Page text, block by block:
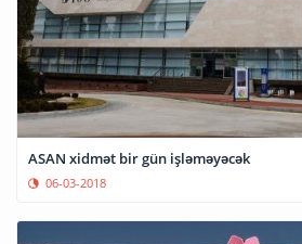
ASAN xidmət bir gün işləməyəcək
06-03-2018